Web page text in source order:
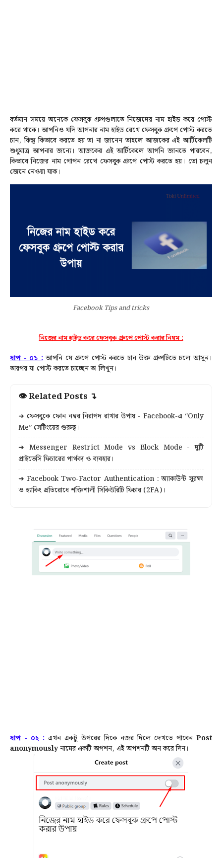
বর্তমান সময়ে অনেকে ফেসবুক গ্রুপগুলাতে নিজেদের নাম হাইড করে পোস্ট
করে থাকে। আপনিও যদি আপনার নাম হাইড রেখে ফেসবুক গ্রুপে পোস্ট করতে
চান, কিন্তু কিভাবে করতে হয় তা না জানেন তাহলে আজকের এই আর্টিকেলটি
শুধুমাত্র আপনার জন্যে। আজকের এই আর্টিকেলে আপনি জানতে পারবেন,
কিভাবে নিজের নাম গোপন রেখে ফেসবুক গ্রুপে পোস্ট করতে হয়। তো চলুন
জেনে নেওয়া যাক।
Facebook Tips and tricks
নিজের নাম হাইড করে ফেসবুক গ্রুপে পোস্ট করার নিয়ম :
ধাপ - ০১ : আপনি যে গ্রুপে পোস্ট করতে চান উক্ত গ্রুপটিতে চলে আসুন।
তারপর যা পোস্ট করতে চাচ্ছেন তা লিখুন।
👁 Related Posts ↴
➜ ফেসবুকে ফোন নম্বর নিরাপদ রাখার উপায় - Facebook-এ “Only
Me” সেটিংয়ের গুরুত্ব।
➜ Messenger Restrict Mode vs Block Mode - দুটি
প্রাইভেসি ফিচারের পার্থক্য ও ব্যবহার।
➜ Facebook Two-Factor Authentication : অ্যাকাউন্ট সুরক্ষা
ও হ্যাকিং প্রতিরোধে শক্তিশালী সিকিউরিটি ফিচার (2FA)।
ধাপ - ০২ :এখন একটু উপরের দিকে নজর দিলে দেখতে পাবেন ‌‌‌‌‌‌‌‌ Post
anonymouslyনামের একটি অপশন, এই অপশনটি অন করে দিন।